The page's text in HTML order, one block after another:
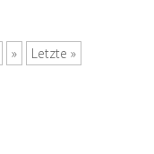
» Letzte »